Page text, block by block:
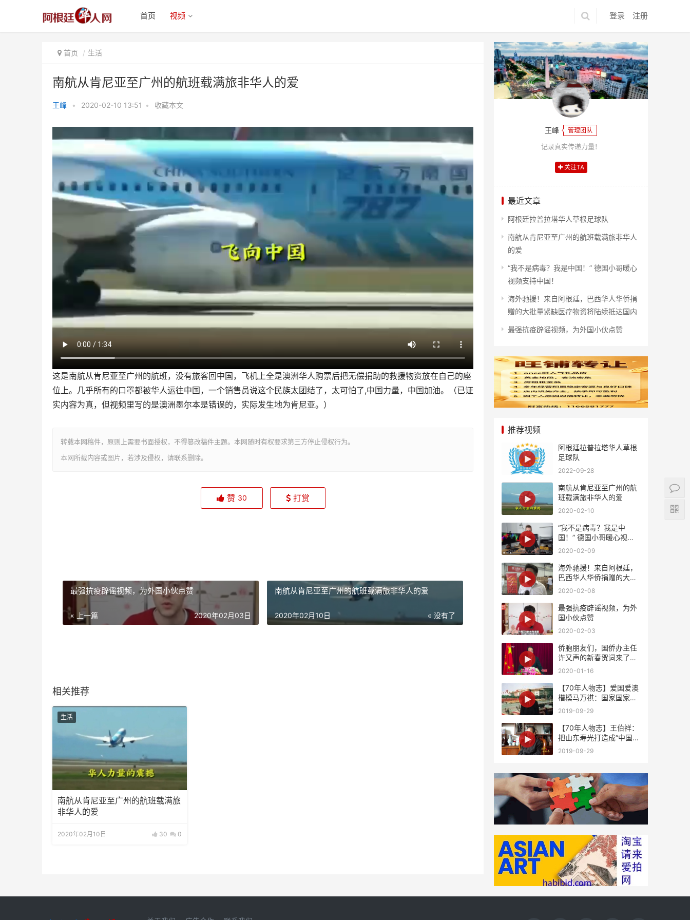
登录 注册
首页 视频
首页 生活
南航从肯尼亚至广州的航班载满旅非华人的爱
王峰 • 2020-02-10 13:51 • 收藏本文
这是南航从肯尼亚至广州的航班，没有旅客回中国，飞机上全是澳洲华人购票后把无偿捐助的救援物资放在自己的座
位上。几乎所有的口罩都被华人运往中国，一个销售员说这个民族太团结了，太可怕了,中国力量，中国加油。（已证
实内容为真，但视频里写的是澳洲墨尔本是错误的，实际发生地为肯尼亚。）
转载本网稿件，原则上需要书面授权，不得篡改稿件主题。本网随时有权要求第三方停止侵权行为。
本网所载内容或图片，若涉及侵权，请联系删除。
非华人的爱
赞 30 打赏
最强抗疫辟谣视频，为外国小伙点赞
« 上一篇 2020年02月03日
南航从肯尼亚至广州的航班载满旅非华人的爱
« 没有了
2020年02月10日
相关推荐
生活
南航从肯尼亚至广州的航班载满旅
非华人的爱
2020年02月10日 30 0
王峰 管理团队
记录真实传递力量！
关注TA
最近文章
阿根廷拉普拉塔华人草根足球队
南航从肯尼亚至广州的航班载满旅非华人
的爱
“我不是病毒？我是中国！” 德国小哥暖心
视频支持中国！
海外驰援！来自阿根廷，巴西华人华侨捐
赠的大批量紧缺医疗物资将陆续抵达国内
最强抗疫辟谣视频，为外国小伙点赞
推荐视频
阿根廷拉普拉塔华人草根
足球队
2022-09-28
南航从肯尼亚至广州的航
班载满旅非华人的爱
2020-02-10
“我不是病毒？我是中
国！” 德国小哥暖心视频
支持中国！
2020-02-09
海外驰援！来自阿根廷，
巴西华人华侨捐赠的大批
量紧缺医疗物资将陆续抵
2020-02-08
最强抗疫辟谣视频，为外
国小伙点赞
2020-02-03
侨胞朋友们，国侨办主任
许又声的新春贺词来了，
请查收！
2020-01-16
【70年人物志】爱国爱澳
楷模马万祺：国家国家，
祖国是国澳门是家
2019-09-29
【70年人物志】王伯祥：
把山东寿光打造成“中国蔬
菜之乡”
2019-09-29